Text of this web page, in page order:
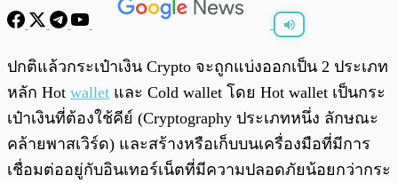
พร้อมเล่น 0:00
ปกติแล้วกระเป๋าเงิน Crypto จะถูกแบ่งออกเป็น 2 ประเภท
หลัก Hot wallet และ Cold wallet โดย Hot wallet เป็นกระ
เป๋าเงินที่ต้องใช้คีย์ (Cryptography ประเภทหนึ่ง ลักษณะ
คล้ายพาสเวิร์ด) และสร้างหรือเก็บบนเครื่องมือที่มีการ
เชื่อมต่ออยู่กับอินเทอร์เน็ตที่มีความปลอดภัยน้อยกว่ากระ